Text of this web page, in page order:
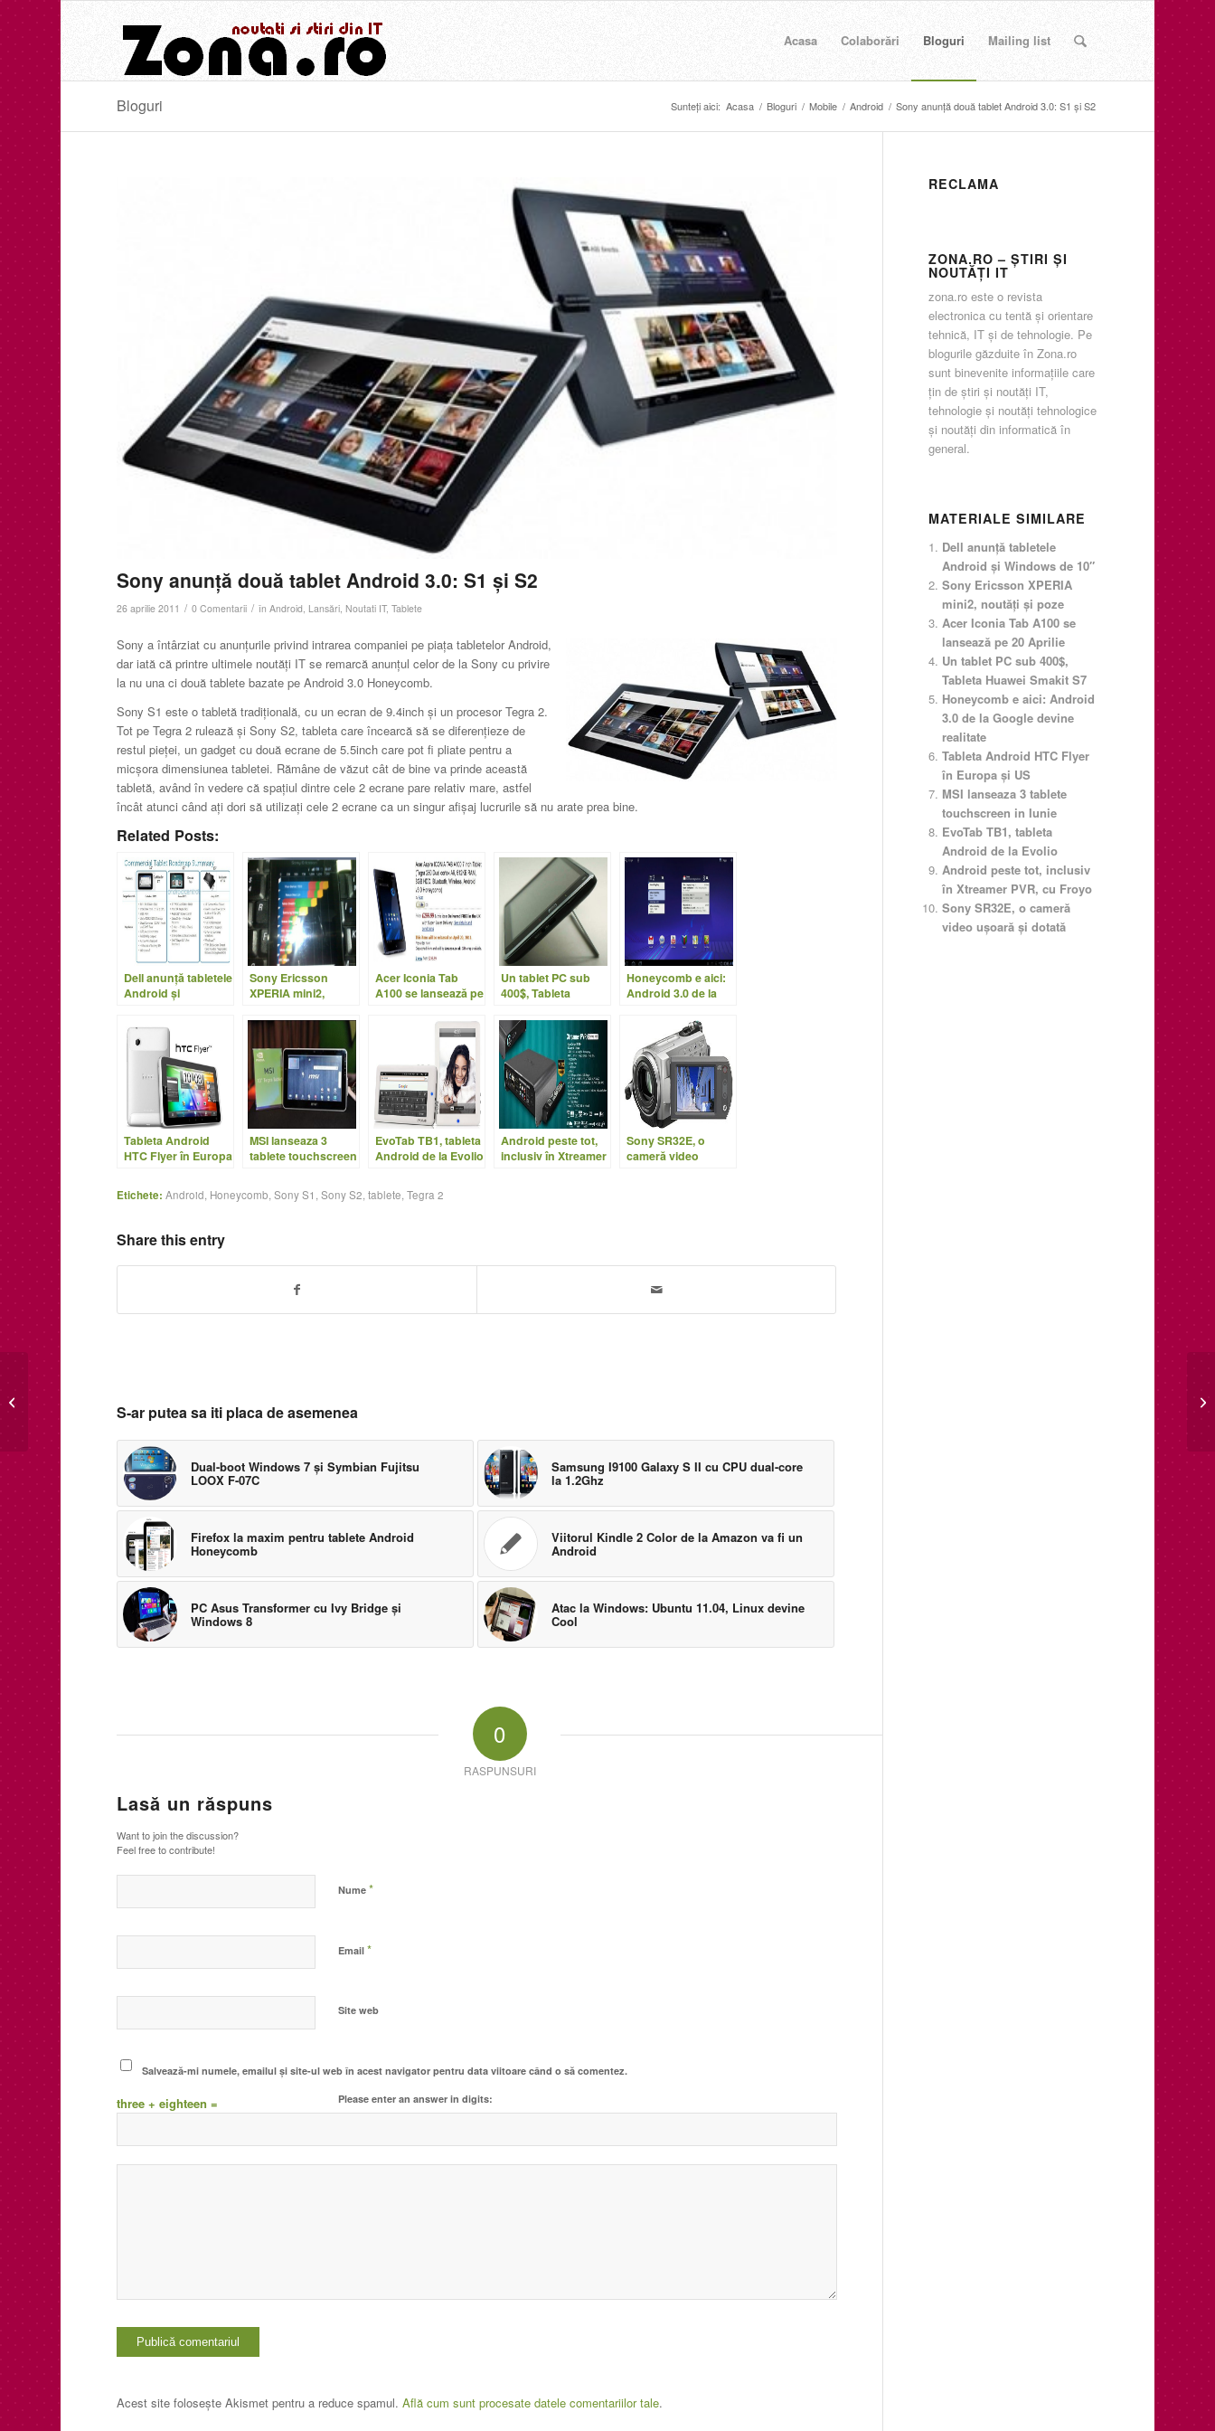
Acasa Colaborări Bloguri Mailing list
Bloguri Sunteți aici: Acasa / Bloguri / Mobile / Android / Sony anunţă două tablet Android 3.0: S1 şi S2
Sony anunţă două tablet Android 3.0: S1 şi S2
26 aprilie 2011 / 0 Comentarii / înAndroid Lansări Noutati IT,Tablete
Sony a întârziat cu anunţurile privind intrarea companiei pe piaţa tabletelor Android,
dar iată că printre ultimele noutăţi IT se remarcă anunţul celor de la Sony cu privire
la nu una ci două tablete bazate pe Android 3.0 Honeycomb.
Sony S1 este o tabletă tradiţională, cu un ecran de 9.4inch şi un procesor Tegra 2.
Tot pe Tegra 2 rulează şi Sony S2, tableta care încearcă să se diferenţieze de
restul pieţei, un gadget cu două ecrane de 5.5inch care pot fi pliate pentru a
micşora dimensiunea tabletei. Rămâne de văzut cât de bine va prinde această
tabletă, având în vedere că spaţiul dintre cele 2 ecrane pare relativ mare, astfel
încât atunci când aţi dori să utilizaţi cele 2 ecrane ca un singur afişaj lucrurile să nu arate prea bine.
Related Posts:
Dell anunţă tabletele
Android şi
Sony Ericsson
XPERIA mini2,
Acer Iconia Tab
A100 se lansează pe
Un tablet PC sub
400$, Tableta
Honeycomb e aici:
Android 3.0 de la
Tableta Android
HTC Flyer în Europa
MSI lanseaza 3
tablete touchscreen
EvoTab TB1, tableta
Android de la Evolio
Android peste tot,
inclusiv în Xtreamer
Sony SR32E, o
cameră video
Etichete: Android Honeycomb ,Sony S1 ,Sony S2 ,tablete ,Tegra 2
Share this entry
S-ar putea sa iti placa de asemenea
Dual-boot Windows 7 şi Symbian Fujitsu
LOOX F-07C
Samsung I9100 Galaxy S II cu CPU dual-core
la 1.2Ghz
Firefox la maxim pentru tablete Android
Honeycomb
Viitorul Kindle 2 Color de la Amazon va fi un
Android
PC Asus Transformer cu Ivy Bridge şi
Windows 8
Atac la Windows: Ubuntu 11.04, Linux devine
Cool
0
RASPUNSURI
Lasă un răspuns
Want to join the discussion?
Feel free to contribute!
Nume*
Email*
Site web
Salvează-mi numele, emailul și site-ul web în acest navigator pentru data viitoare când o să comentez.
Please enter an answer in digits:
three + eighteen =
Acest site folosește Akismet pentru a reduce spamul.Află cum sunt procesate datele comentariilor tale.
RECLAMA
ZONA.RO – ŞTIRI ŞI
NOUTĂŢI IT
zona.ro este o revista
electronica cu tentă şi orientare
tehnică, IT şi de tehnologie. Pe
blogurile găzduite în Zona.ro
sunt binevenite informaţiile care
ţin de ştiri şi noutăţi IT,
tehnologie şi noutăţi tehnologice
şi noutăţi din informatică în
general.
MATERIALE SIMILARE
Dell anunţă tabletele
Android şi Windows de 10″
Sony Ericsson XPERIA
mini2, noutăţi şi poze
Acer Iconia Tab A100 se
lansează pe 20 Aprilie
Un tablet PC sub 400$,
Tableta Huawei Smakit S7
Honeycomb e aici: Android
3.0 de la Google devine
realitate
Tableta Android HTC Flyer
în Europa şi US
MSI lanseaza 3 tablete
touchscreen in Iunie
EvoTab TB1, tableta
Android de la Evolio
Android peste tot, inclusiv
în Xtreamer PVR, cu Froyo
Sony SR32E, o cameră
video uşoară şi dotată